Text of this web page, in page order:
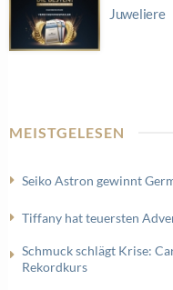
Juweliere
MEISTGELESEN
Seiko Astron gewinnt
Tiffany hat teuersten
Schmuck schlägt Krise:
Rekordkurs